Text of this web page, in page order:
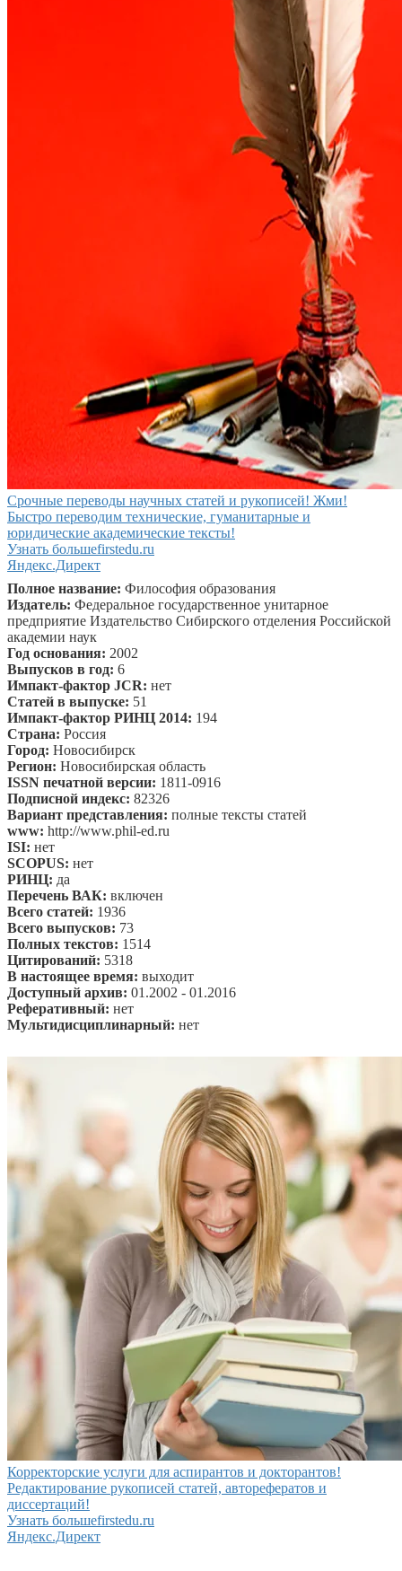
Срочные переводы научных статей и рукописей! Жми!
Быстро переводим технические, гуманитарные и
юридические академические тексты!
Узнать большеfirstedu.ru
Яндекс.Директ
Полное название: Философия образования
Издатель: Федеральное государственное унитарное
предприятие Издательство Сибирского отделения Российской
академии наук
Год основания: 2002
Выпусков в год: 6
Импакт-фактор JCR: нет
Статей в выпуске: 51
Импакт-фактор РИНЦ 2014: 194
Страна: Россия
Город: Новосибирск
Регион: Новосибирская область
ISSN печатной версии: 1811-0916
Подписной индекс: 82326
Вариант представления: полные тексты статей
www: http://www.phil-ed.ru
ISI: нет
SCOPUS: нет
РИНЦ: да
Перечень ВАК: включен
Всего статей: 1936
Всего выпусков: 73
Полных текстов: 1514
Цитирований: 5318
В настоящее время: выходит
Доступный архив: 01.2002 - 01.2016
Реферативный: нет
Мультидисциплинарный: нет
Корректорские услуги для аспирантов и докторантов!
Редактирование рукописей статей, авторефератов и
диссертаций!
Узнать большеfirstedu.ru
Яндекс.Директ